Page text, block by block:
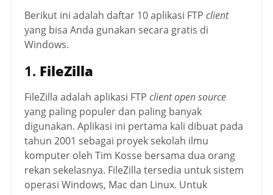
Berikut ini adalah daftar 10 aplikasi FTP client
yang bisa Anda gunakan secara gratis di
Windows.
1. FileZilla
FileZilla adalah aplikasi FTP client open source
yang paling populer dan paling banyak
digunakan. Aplikasi ini pertama kali dibuat pada
tahun 2001 sebagai proyek sekolah ilmu
komputer oleh Tim Kosse bersama dua orang
rekan sekelasnya. FileZilla tersedia untuk sistem
operasi Windows, Mac dan Linux. Untuk